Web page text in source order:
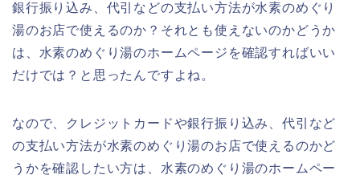
銀行振り込み、代引などの支払い方法が水素のめぐり
湯のお店で使えるのか？それとも使えないのかどうか
は、水素のめぐり湯のホームページを確認すればいい
だけでは？と思ったんですよね。
なので、クレジットカードや銀行振り込み、代引など
の支払い方法が水素のめぐり湯のお店で使えるのかど
うかを確認したい方は、水素のめぐり湯のホームペー